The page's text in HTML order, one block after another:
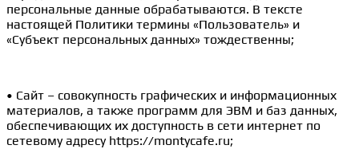
персональные данные обрабатываются. В тексте
настоящей Политики термины «Пользователь» и
«Субъект персональных данных» тождественны;
• Сайт – совокупность графических и информационных
материалов, а также программ для ЭВМ и баз данных,
обеспечивающих их доступность в сети интернет по
сетевому адресу https://montycafe.ru;